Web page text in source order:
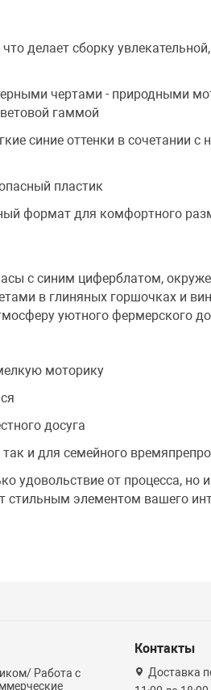
делает сборку
чертами - природными
гаммой
синие оттенки в сочетании с
пластик
формат для комфортного
с синим циферблатом,
в глиняных горшочках и
уютного фермерского
моторику
досуга
и для семейного
удовольствие от процесса, но
стильным элементом вашего
Работа с
Контакты
Доставка